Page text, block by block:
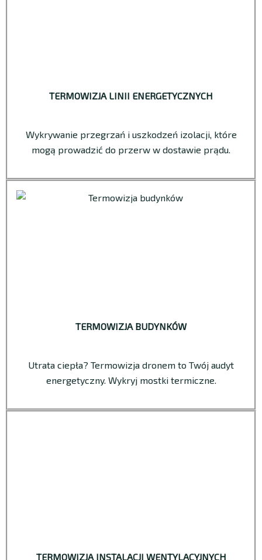
TERMOWIZJA LINII ENERGETYCZNYCH
Wykrywanie przegrzań i uszkodzeń izolacji, które
mogą prowadzić do przerw w dostawie prądu.
TERMOWIZJA BUDYNKÓW
Utrata ciepła? Termowizja dronem to Twój audyt
energetyczny. Wykryj mostki termiczne.
TERMOWIZJA INSTALACJI WENTYLACYJNYCH